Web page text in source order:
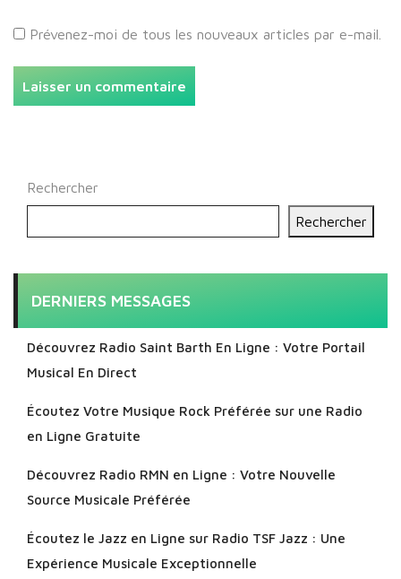
Prévenez-moi de tous les nouveaux articles par e-mail.
Rechercher
Rechercher
DERNIERS MESSAGES
Découvrez Radio Saint Barth En Ligne : Votre Portail
Musical En Direct
Écoutez Votre Musique Rock Préférée sur une Radio
en Ligne Gratuite
Découvrez Radio RMN en Ligne : Votre Nouvelle
Source Musicale Préférée
Écoutez le Jazz en Ligne sur Radio TSF Jazz : Une
Expérience Musicale Exceptionnelle